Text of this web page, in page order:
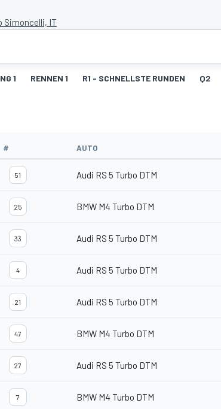
Simoncelli, IT
1 RENNEN 1 R1 - SCHNELLSTE RUNDEN Q2
# AUTO
51 Audi RS 5 Turbo DTM
25 BMW M4 Turbo DTM
33 Audi RS 5 Turbo DTM
4 Audi RS 5 Turbo DTM
21 Audi RS 5 Turbo DTM
47 BMW M4 Turbo DTM
27 Audi RS 5 Turbo DTM
7 BMW M4 Turbo DTM